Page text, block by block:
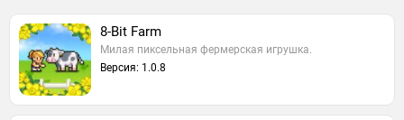
8-Bit Farm
Милая пиксельная фермерская игрушка.
Версия: 1.0.8